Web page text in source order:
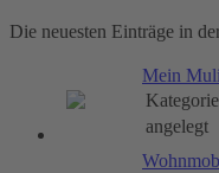
Die neuesten Einträge in
Mein
Kategorie
angelegt